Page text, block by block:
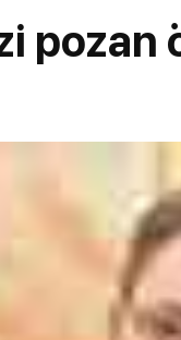
pozan